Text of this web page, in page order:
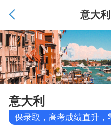
 意大利
意大利
保录取，高考成绩直升，